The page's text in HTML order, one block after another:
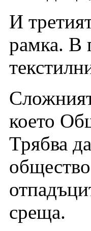
И
рамка. В
което
Трябва
среща.